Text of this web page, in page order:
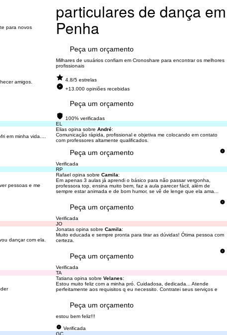
para novos
amigos.
Peça um orçamento
em minha vida....
Peça um orçamento
pessoas e me
Peça um orçamento
dançar com ela.
Peça um orçamento
Peça um orçamento
Peça um orçamento
particulares de dança em
Penha
Milhares de usuários confiam em Cronoshare para encontrar os melhores
profissionais
4.8/5 estrelas
+13.000 opiniões recebidas
100% verificadas
EL
Elias opina sobre André:
Comunicação rápida, profissional e objetiva me colocando em contato
com professores altamente qualificados.
Verificada
RP
Rafael opina sobre Camila:
Em apenas 3 aulas já aprendi o básico para não passar vergonha,
professora top, ensina muito bem, faz a aula parecer fácil, além de
sempre estar animada e de bom humor, se vê de lenge que ela ama...
Verificada
JO
Jonatas opina sobre Camila:
Muito educada e sempre pronta para tirar as dúvidas! Ótima pessoa com
certeza.
Verificada
TA
Tatiana opina sobre Velanes:
Estou muito feliz com a minha pró. Cuidadosa, dedicada... Atende
perfeitamente aos requisitos q eu necessito. Contratei seus serviços e
estou bem feliz!!!
Verificada
GC